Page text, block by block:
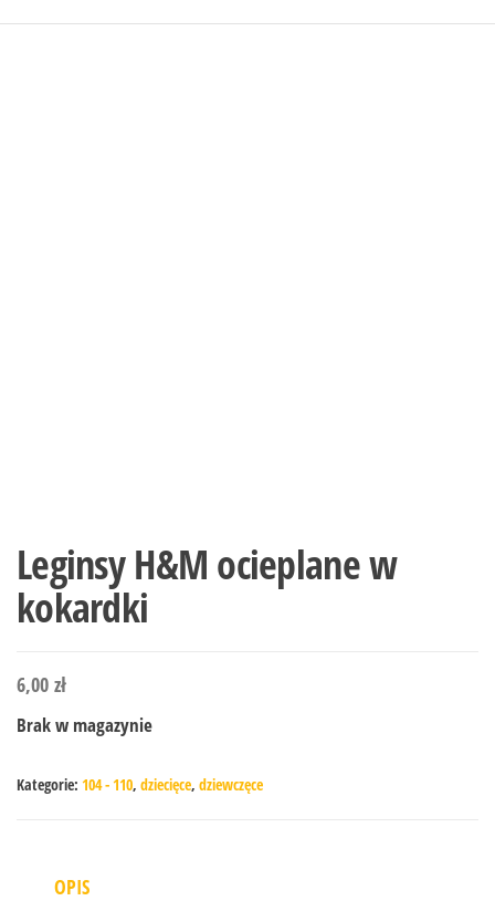
Leginsy H&M ocieplane w
kokardki
6,00 zł
Brak w magazynie
Kategorie: 104 - 110, dziecięce, dziewczęce
OPIS